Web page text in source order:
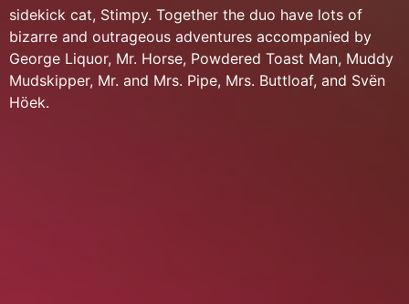
sidekick cat, Stimpy. Together the duo have lots of
bizarre and outrageous adventures accompanied by
George Liquor, Mr. Horse, Powdered Toast Man, Muddy
Mudskipper, Mr. and Mrs. Pipe, Mrs. Buttloaf, and Svën
Höek.